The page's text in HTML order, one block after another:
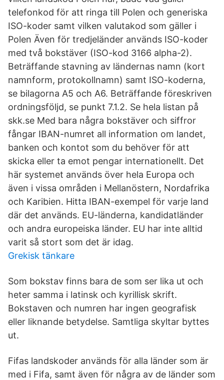
telefonkod för att ringa till Polen och generiska
ISO-koder samt vilken valutakod som gäller i
Polen Även för tredjeländer används ISO-koder
med två bokstäver (ISO-kod 3166 alpha-2).
Beträffande stavning av ländernas namn (kort
namnform, protokollnamn) samt ISO-koderna,
se bilagorna A5 och A6. Beträffande föreskriven
ordningsföljd, se punkt 7.1.2. Se hela listan på
skk.se Med bara några bokstäver och siffror
fångar IBAN-numret all information om landet,
banken och kontot som du behöver för att
skicka eller ta emot pengar internationellt. Det
här systemet används över hela Europa och
även i vissa områden i Mellanöstern, Nordafrika
och Karibien. Hitta IBAN-exempel för varje land
där det används. EU-länderna, kandidatländer
och andra europeiska länder. EU har inte alltid
varit så stort som det är idag.
Grekisk tänkare
Som bokstav finns bara de som ser lika ut och
heter samma i latinsk och kyrillisk skrift.
Bokstaven och numren har ingen geografisk
eller liknande betydelse. Samtliga skyltar byttes
ut.
Fifas landskoder används för alla länder som är
med i Fifa, samt även för några av de länder som